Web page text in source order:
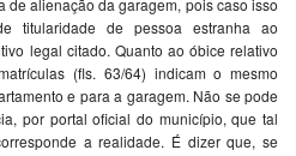
de alienação da garagem, pois caso isso
titularidade de pessoa estranha ao
legal citado. Quanto ao óbice relativo
(fls. 63/64) indicam o mesmo
e para a garagem. Não se pode
por portal oficial do município, que tal
a realidade. É dizer que, se